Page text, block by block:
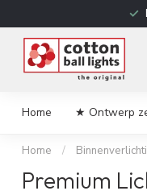
Home ★ Ontwerp
Home /
Premium